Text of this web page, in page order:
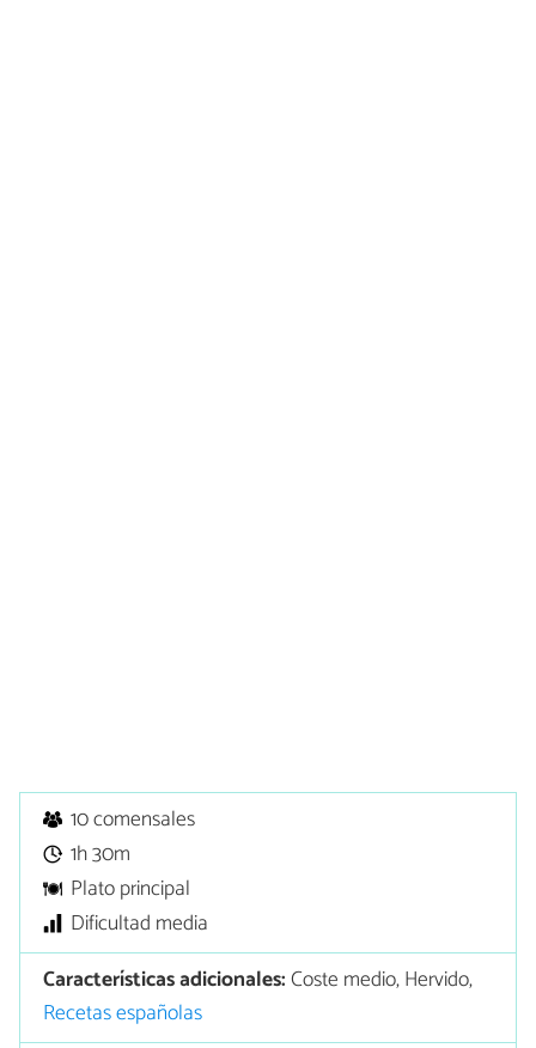
10 comensales
1h 30m
Plato principal
Dificultad media
Características adicionales:Coste medio, Hervido,
Recetas españolas